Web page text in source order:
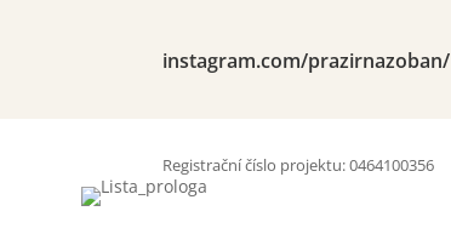
instagram.com/prazirnazoban/
Registrační číslo projektu:0464100356